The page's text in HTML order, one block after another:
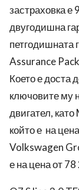
застраховка е
двугодишна
петгодишната
Assurance
Което е доста
ключовите му
двигател,
който е на
Volkswagen
е на цена от